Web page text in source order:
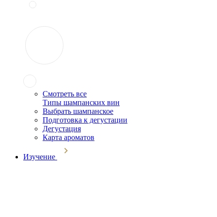
Смотреть все
Типы шампанских вин
Выбрать шампанское
Подготовка к дегустации
Дегустация
Карта ароматов
Изучение